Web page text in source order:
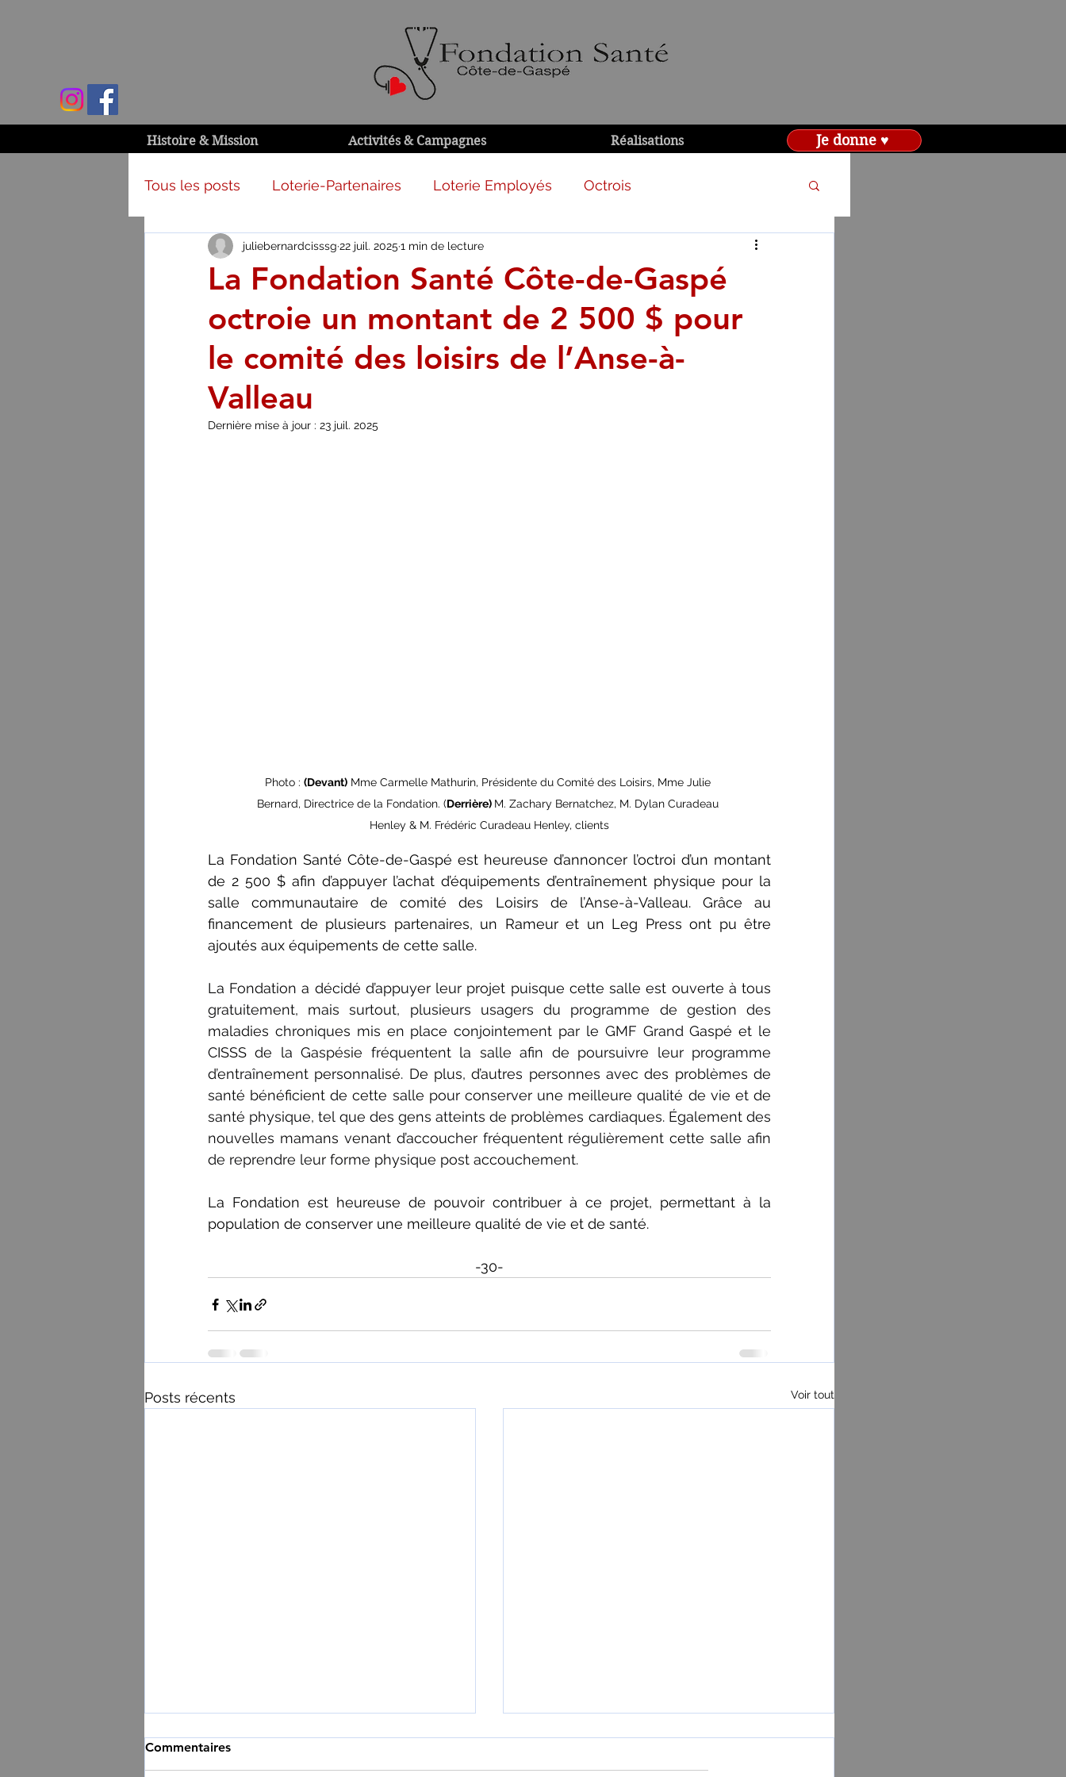
Histoire & Mission Activités & Campagnes Réalisations Je donne ♥
Tous les posts Loterie-Partenaires Loterie Employés Octrois
Activités et campagnes
La Fondation Santé Côte-de-Gaspé
octroie un montant de 2 500 $ pour
le comité des loisirs de l’Anse-à-
Valleau
juliebernardcisssg 22 juil. 2025 1 min de lecture
Dernière mise à jour : 23 juil. 2025
Photo : (Devant) Mme Carmelle Mathurin, Présidente du Comité des Loisirs, Mme Julie
Bernard, Directrice de la Fondation. (Derrière) M. Zachary Bernatchez, M. Dylan Curadeau
Henley & M. Frédéric Curadeau Henley, clients
La Fondation Santé Côte-de-Gaspé est heureuse d’annoncer l’octroi d’un montant
de 2 500 $ afin d’appuyer l’achat d’équipements d’entraînement physique pour la
salle communautaire de comité des Loisirs de l’Anse-à-Valleau. Grâce au
financement de plusieurs partenaires, un Rameur et un Leg Press ont pu être
ajoutés aux équipements de cette salle.
La Fondation a décidé d’appuyer leur projet puisque cette salle est ouverte à tous
gratuitement, mais surtout, plusieurs usagers du programme de gestion des
maladies chroniques mis en place conjointement par le GMF Grand Gaspé et le
CISSS de la Gaspésie fréquentent la salle afin de poursuivre leur programme
d’entraînement personnalisé. De plus, d’autres personnes avec des problèmes de
santé bénéficient de cette salle pour conserver une meilleure qualité de vie et de
santé physique, tel que des gens atteints de problèmes cardiaques. Également des
nouvelles mamans venant d’accoucher fréquentent régulièrement cette salle afin
de reprendre leur forme physique post accouchement.
La Fondation est heureuse de pouvoir contribuer à ce projet, permettant à la
population de conserver une meilleure qualité de vie et de santé.
-30-
Posts récents Voir tout
Commentaires